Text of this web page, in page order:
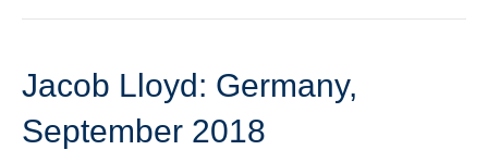
Jacob Lloyd: Germany,
September 2018